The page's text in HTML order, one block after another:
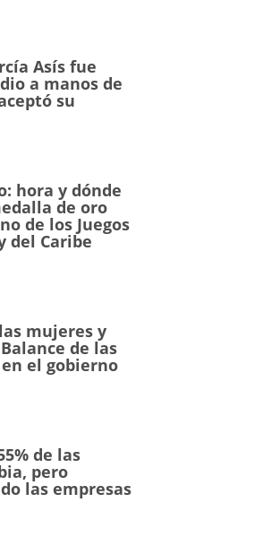
Asís fue
a manos de
su
hora y dónde
de oro
de los Juegos
del Caribe
mujeres y
de las
el gobierno
de las
pero
las empresas